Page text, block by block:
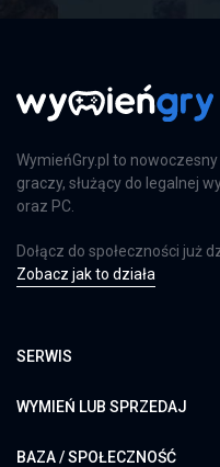
WymieńGry.pl to
graczy, służący do legalnej
oraz PC.
Dołącz do społeczności już
Zobacz jak to działa
SERWIS
WYMIEŃ LUB SPRZEDAJ
BAZA / SPOŁECZNOŚĆ